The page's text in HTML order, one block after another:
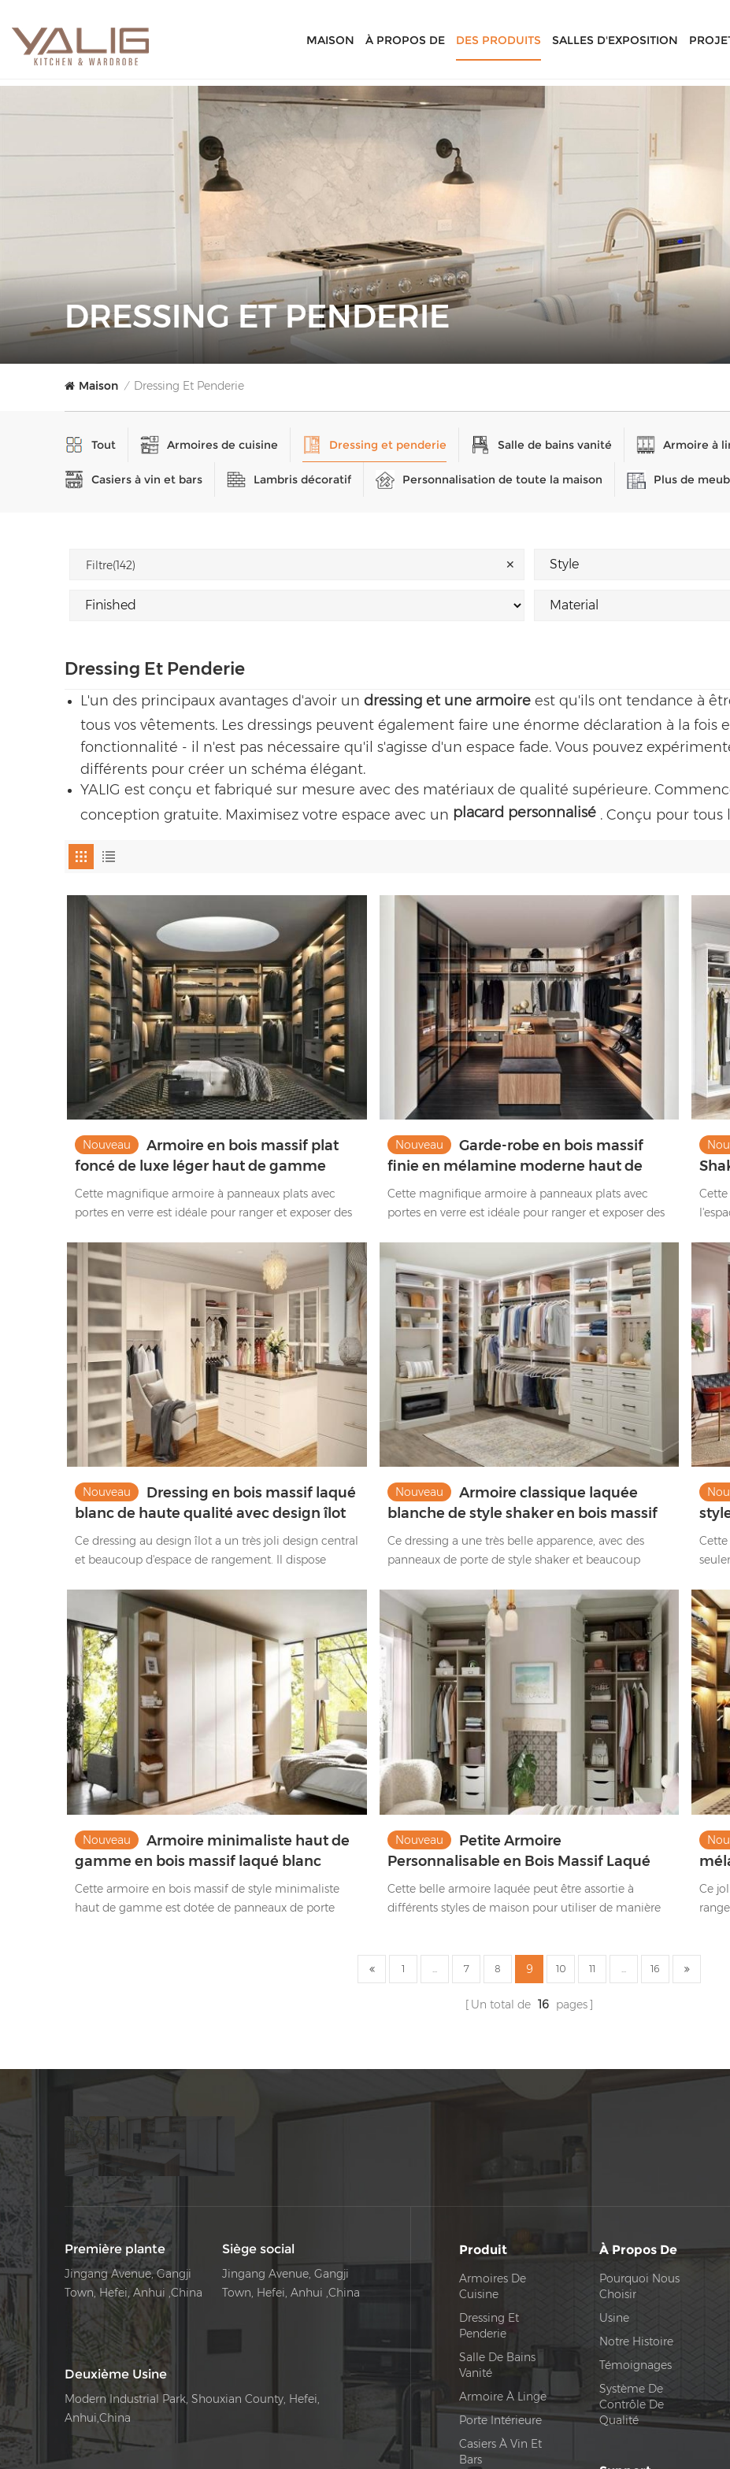
MAISON À PROPOS DE DES PRODUITS SALLES D'EXPOSITION
DRESSING ET PENDERIE
Maison / Dressing Et Penderie
Tout Armoires de cuisine Dressing et penderie Salle de bains vanité Armoire à
Casiers à vin et bars Lambris décoratif Personnalisation de toute la maison Plus de
Filtre(142) ✕
Dressing Et Penderie
L'un des principaux avantages d'avoir un dressing et une armoire est qu'ils ont tendance à
tous vos vêtements. Les dressings peuvent également faire une énorme déclaration à la fois
fonctionnalité - il n'est pas nécessaire qu'il s'agisse d'un espace fade. Vous pouvez
différents pour créer un schéma élégant.
YALIG est conçu et fabriqué sur mesure avec des matériaux de qualité supérieure.
conception gratuite. Maximisez votre espace avec un placard personnalisé . Conçu pour tous
Nouveau
Armoire en bois massif plat
foncé de luxe léger haut de gamme
avec des conceptions d'éclairage
Cette magnifique armoire à panneaux plats avec
portes en verre est idéale pour ranger et exposer des
seulement belle mais aussi pratique.
Nouveau
Garde-robe en bois massif
finie en mélamine moderne haut de
gamme avec panneaux de verre
Cette magnifique armoire à panneaux plats avec
portes en verre est idéale pour ranger et exposer des
Nouveau
Dressing en bois massif laqué
blanc de haute qualité avec design îlot
et poignées dorées
Ce dressing au design îlot a un très joli design central
et beaucoup d'espace de rangement. Il dispose
ajouter une touche de style.
Nouveau
Armoire classique laquée
blanche de style shaker en bois massif
Ce dressing a une très belle apparence, avec des
panneaux de porte de style shaker et beaucoup
Nouveau
Armoire minimaliste haut de
gamme en bois massif laqué blanc
brillant
Cette armoire en bois massif de style minimaliste
haut de gamme est dotée de panneaux de porte
Nouveau
Petite Armoire
Personnalisable en Bois Massif Laqué
Vert Clair
Cette belle armoire laquée peut être assortie à
différents styles de maison pour utiliser de manière
Ce
1 7 8 9 10 11 16
Un total de 16 pages
Première plante
Jingang Avenue, Gangji
Town, Hefei, Anhui ,China
Siège social
Jingang Avenue, Gangji
Town, Hefei, Anhui ,China
Deuxième Usine
Modern Industrial Park, Shouxian County, Hefei,
Anhui,China
Produit
Armoires De
Cuisine
Dressing Et
Penderie
Salle De Bains
Vanité
Armoire À Linge
Porte Intérieure
Casiers À Vin Et
Bars
À Propos De
Pourquoi Nous
Choisir
Usine
Notre Histoire
Témoignages
Système De
Contrôle De
Qualité